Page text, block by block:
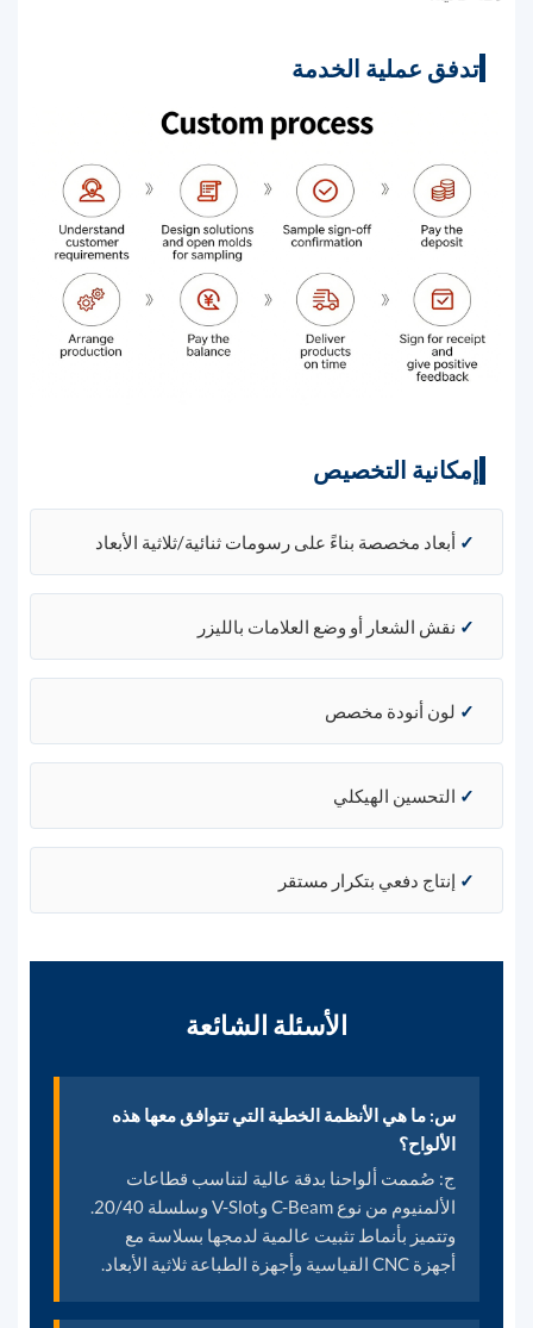
تدفق عملية الخدمة
إمكانية التخصيص
✓ أبعاد مخصصة بناءً على رسومات ثنائية/ثلاثية الأبعاد
✓ نقش الشعار أو وضع العلامات بالليزر
✓ لون أنودة مخصص
✓ التحسين الهيكلي
✓ إنتاج دفعي بتكرار مستقر
الأسئلة الشائعة
س: ما هي الأنظمة الخطية التي تتوافق معها هذه
الألواح؟
ج: صُممت ألواحنا بدقة عالية لتناسب قطاعات
الألمنيوم من نوع C-Beam وV-Slot وسلسلة 20/40.
وتتميز بأنماط تثبيت عالمية لدمجها بسلاسة مع
أجهزة CNC القياسية وأجهزة الطباعة ثلاثية الأبعاد.